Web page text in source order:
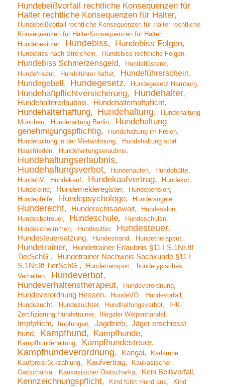
Hundebeißvorfall rechtliche Konsequenzen für
Halter rechtliche Konsequenzen für Halter
Hundebeißvorfall rechtliche Konsequenzen für Halter rechtliche
Konsequenzen für HalterKonsequenzen für Halter
Hundebesitzer
Hundebiss Hundebiss Folgen
Hundebiss nach Streicheln Hundebiss rechtliche Folgen
Hundebiss Schmerzensgeld
Hundeflüsterer
Hundefriseur
Hundeführer haftet
Hundeführerschein
Hundegebell
Hundegesetz Hundegesetz Hamburg
Hundehaftpflichtversicherung Hundehalter
Hundehaltererlaubnis Hundehalterhaftpflicht
Hundehalterhaftung Hundehaltung
Hundehaltung
München
Hundehaltung Berlin
Hundehaltung
genehmigungspflichtig
Hundehaltung im Freien
Hundehaltung in der Mietwohnung
Hundehaltung stört
Hausfrieden
Hundehaltungseraubnis
Hundehaltungserlaubnis
Hundehaltungsverbot
Hundehaufen
Hundehütte
HundehV
Hundekauf Hundekaufvertrag
Hundekot
Hundeleine
Hundemelderegister
Hundepension
Hundepfeife
Hundepsychologe Hunderangelei
Hunderecht Hunderechtsanwalt
Hundesalon
Hundesbetreuer
Hundeschule
Hundeschulen
Hundeschwimmen
Hundesitter Hundesteuer
Hundesteuersatzung Hundestrand Hundetherapeut
Hundetrainer
Hundetrainer Erlaubnis §11 I S.1Nr.8f
TierSchG
Hundetrainer Nachweis Sachkunde §11 I
S.1Nr.8f TierSchG
Hundetransport
hundetypisches
Verhalten
Hundeverbot
Hundeverhaltenstherapeut Hundeverordnung
Hundeverordnung Hessen HundeVO
Hundevorfall
Hundezucht
Hundezüchter Hundhaltungsverbot
IHK-
Zertifizierung Hundetrainer
Illegaler Welpenhandel
Impfpflicht Impfungen Jagdtrieb
Jäger erschiesst
hund
Kampfhund Kampfhunde
Kampfhundehaltung Kampfhundesteuer
Kampfhundeverordnung Kangal
Karlsruhe
Kaufpreisrückzahlung
Kaufvertrag
Kaukasischer
Owtscharka
Kaukasischer Owtscharka Kein Beißvorfall
Kennzeichnungspflicht Kind führt Hund aus
Kind